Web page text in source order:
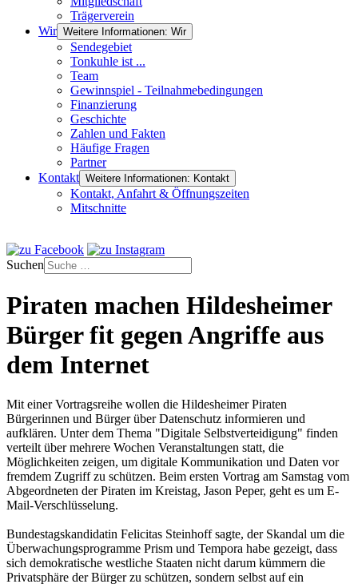
Trägerverein
Wir Weitere Informationen: Wir
Sendegebiet
Tonkuhle ist ...
Team
Gewinnspiel - Teilnahmebedingungen
Finanzierung
Geschichte
Zahlen und Fakten
Häufige Fragen
Partner
Kontakt Weitere Informationen: Kontakt
Kontakt, Anfahrt & Öffnungszeiten
Mitschnitte
Suchen
Piraten machen Hildesheimer
Bürger fit gegen Angriffe aus
dem Internet
Mit einer Vortragsreihe wollen die Hildesheimer Piraten
Bürgerinnen und Bürger über Datenschutz informieren und
aufklären. Unter dem Thema "Digitale Selbstverteidigung" finden
verteilt über mehrere Wochen Veranstaltungen statt, die
Möglichkeiten zeigen, um digitale Kommunikation und Daten vor
fremdem Zugriff zu schützen. Beim ersten Vortrag am Samstag vom
Abgeordneten der Piraten im Kreistag, Jason Peper, geht es um E-
Mail-Verschlüsselung.
Bundestagskandidatin Felicitas Steinhoff sagte, der Skandal um die
Überwachungsprogramme Prism und Tempora habe gezeigt, dass
sich demokratische westliche Staaten nicht darum kümmern die
Privatsphäre der Bürger zu schützen, sondern selbst auf ein